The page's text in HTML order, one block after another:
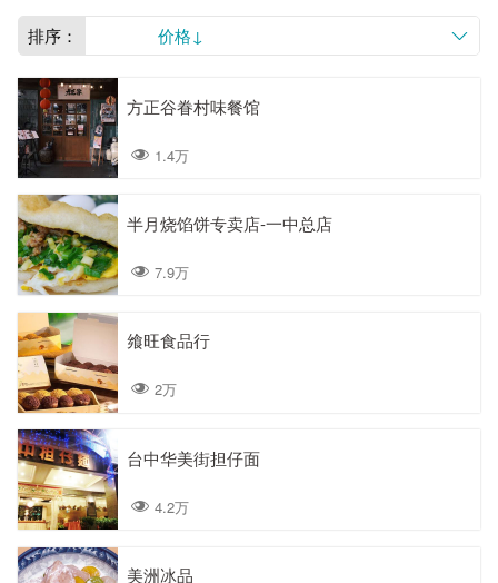
排序： 价格↓
方正谷眷村味餐馆
1.4万
半月烧馅饼专卖店-一中总店
7.9万
飨旺食品行
2万
台中华美街担仔面
4.2万
美洲冰品